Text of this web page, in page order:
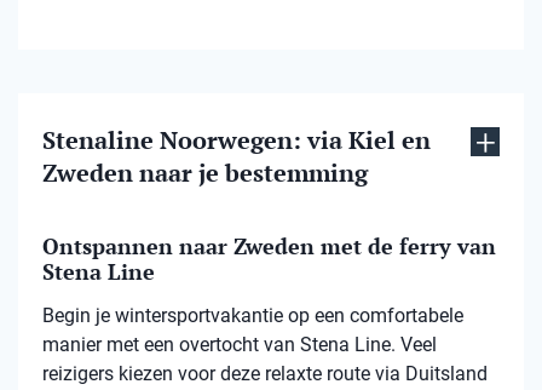
Stenaline Noorwegen: via Kiel en
Zweden naar je bestemming
Ontspannen naar Zweden met de ferry van
Stena Line
Begin je wintersportvakantie op een comfortabele
manier met een overtocht van Stena Line. Veel
reizigers kiezen voor deze relaxte route via Duitsland